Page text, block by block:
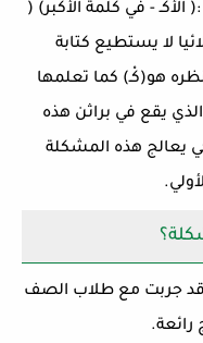
- في كلمة الأكبر) (
لا يستطيع كتابة
هو(كْـ) كما تعلمها
يقع في براثن هذه
يعالج هذه المشكلة
قد جربت مع طلاب الصف
رائعة.